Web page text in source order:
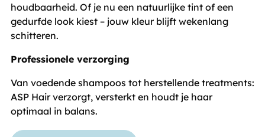
houdbaarheid. Of je nu een natuurlijke tint of een
gedurfde look kiest – jouw kleur blijft wekenlang
schitteren.
Professionele verzorging
Van voedende shampoos tot herstellende treatments:
ASP Hair verzorgt, versterkt en houdt je haar
optimaal in balans.